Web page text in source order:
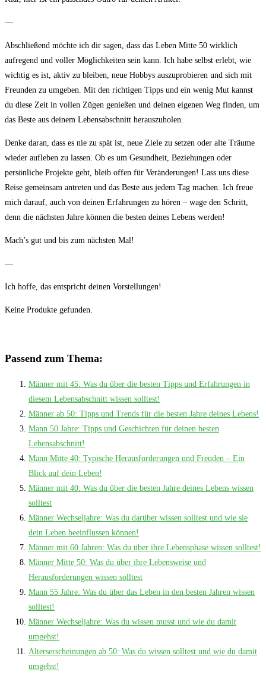
—
Abschließend möchte ich dir sagen, dass das Leben Mitte 50 wirklich
aufregend und voller Möglichkeiten sein kann. Ich habe selbst erlebt, wie
wichtig es ist, aktiv zu bleiben, neue Hobbys auszuprobieren und sich mit
Freunden zu umgeben. Mit den richtigen Tipps und ein wenig Mut kannst
du diese Zeit in vollen Zügen genießen und deinen eigenen Weg finden, um
das Beste aus deinem Lebensabschnitt herauszuholen.
Denke daran, dass es nie zu spät ist, neue Ziele zu setzen oder alte Träume
wieder aufleben zu lassen. Ob es um Gesundheit, Beziehungen oder
persönliche Projekte geht, bleib offen für Veränderungen! Lass uns diese
Reise gemeinsam antreten und das Beste aus jedem Tag machen. Ich freue
mich darauf, auch von deinen Erfahrungen zu hören – wage den Schritt,
denn die nächsten Jahre können die besten deines Lebens werden!
Mach’s gut und bis zum nächsten Mal!
—
Ich hoffe, das entspricht deinen Vorstellungen!
Keine Produkte gefunden.
Passend zum Thema:
Männer mit 45: Was du über die besten Tipps und Erfahrungen in
diesem Lebensabschnitt wissen solltest!
Männer ab 50: Tipps und Trends für die besten Jahre deines Lebens!
Mann 50 Jahre: Tipps und Geschichten für deinen besten
Lebensabschnitt!
Mann Mitte 40: Typische Herausforderungen und Freuden – Ein
Blick auf dein Leben!
Männer mit 40: Was du über die besten Jahre deines Lebens wissen
solltest
Männer Wechseljahre: Was du darüber wissen solltest und wie sie
dein Leben beeinflussen können!
Männer mit 60 Jahren: Was du über ihre Lebensphase wissen solltest!
Männer Mitte 50: Was du über ihre Lebensweise und
Herausforderungen wissen solltest
Mann 55 Jahre: Was du über das Leben in den besten Jahren wissen
solltest!
Männer Wechseljahre: Was du wissen musst und wie du damit
umgehst!
Alterserscheinungen ab 50: Was du wissen solltest und wie du damit
umgehst!